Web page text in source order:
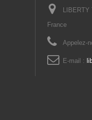
LIBERTY
France
Appelez-
E-mail :